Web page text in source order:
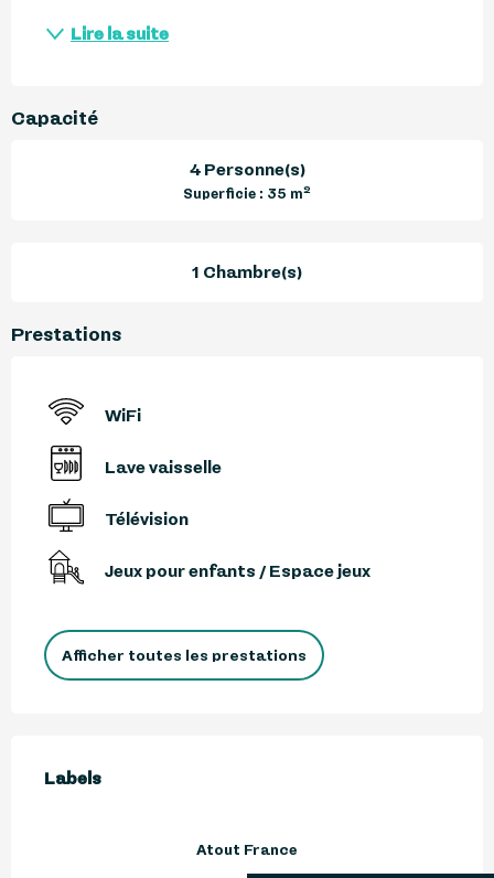
Lire la suite
Capacité
4 Personne(s)
Superficie : 35 m2
1 Chambre(s)
Prestations
WiFi
Lave vaisselle
Télévision
Jeux pour enfants / Espace jeux
Afficher toutes les prestations
Labels
Labels
Atout France